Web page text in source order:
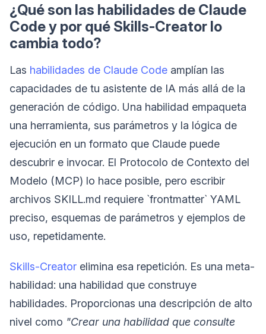
¿Qué son las habilidades de Claude
Code y por qué Skills-Creator lo
cambia todo?
Las habilidades de Claude Code amplían las
capacidades de tu asistente de IA más allá de la
generación de código. Una habilidad empaqueta
una herramienta, sus parámetros y la lógica de
ejecución en un formato que Claude puede
descubrir e invocar. El Protocolo de Contexto del
Modelo (MCP) lo hace posible, pero escribir
archivos SKILL.md requiere `frontmatter` YAML
preciso, esquemas de parámetros y ejemplos de
uso, repetidamente.
Skills-Creator elimina esa repetición. Es una meta-
habilidad: una habilidad que construye
habilidades. Proporcionas una descripción de alto
nivel como "Crear una habilidad que consulte